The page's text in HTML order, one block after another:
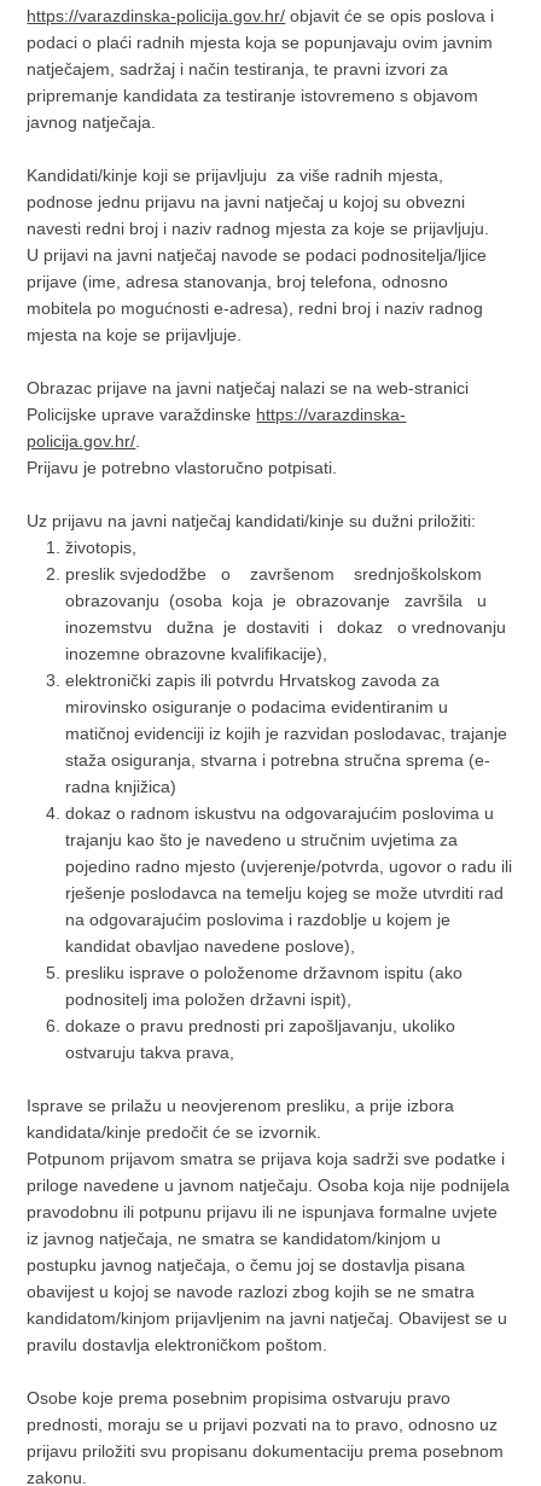
https://varazdinska-policija.gov.hr/ objavit će se opis poslova i
podaci o plaći radnih mjesta koja se popunjavaju ovim javnim
natječajem, sadržaj i način testiranja, te pravni izvori za
pripremanje kandidata za testiranje istovremeno s objavom
javnog natječaja.
Kandidati/kinje koji se prijavljuju za više radnih mjesta,
podnose jednu prijavu na javni natječaj u kojoj su obvezni
navesti redni broj i naziv radnog mjesta za koje se prijavljuju.
U prijavi na javni natječaj navode se podaci podnositelja/ljice
prijave (ime, adresa stanovanja, broj telefona, odnosno
mobitela po mogućnosti e-adresa), redni broj i naziv radnog
mjesta na koje se prijavljuje.
Obrazac prijave na javni natječaj nalazi se na web-stranici
Policijske uprave varaždinske https://varazdinska-
policija.gov.hr/
Prijavu je potrebno vlastoručno potpisati.
Uz prijavu na javni natječaj kandidati/kinje su dužni priložiti:
životopis,
preslik svjedodžbe o završenom srednjoškolskom
obrazovanju (osoba koja je obrazovanje završila u
inozemstvu dužna je dostaviti i dokaz o vrednovanju
inozemne obrazovne kvalifikacije),
elektronički zapis ili potvrdu Hrvatskog zavoda za
mirovinsko osiguranje o podacima evidentiranim u
matičnoj evidenciji iz kojih je razvidan poslodavac, trajanje
staža osiguranja, stvarna i potrebna stručna sprema (e-
radna knjižica)
dokaz o radnom iskustvu na odgovarajućim poslovima u
trajanju kao što je navedeno u stručnim uvjetima za
pojedino radno mjesto (uvjerenje/potvrda, ugovor o radu ili
rješenje poslodavca na temelju kojeg se može utvrditi rad
na odgovarajućim poslovima i razdoblje u kojem je
kandidat obavljao navedene poslove),
presliku isprave o položenome državnom ispitu (ako
podnositelj ima položen državni ispit),
dokaze o pravu prednosti pri zapošljavanju, ukoliko
ostvaruju takva prava,
Isprave se prilažu u neovjerenom presliku, a prije izbora
kandidata/kinje predočit će se izvornik.
Potpunom prijavom smatra se prijava koja sadrži sve podatke i
priloge navedene u javnom natječaju. Osoba koja nije podnijela
pravodobnu ili potpunu prijavu ili ne ispunjava formalne uvjete
iz javnog natječaja, ne smatra se kandidatom/kinjom u
postupku javnog natječaja, o čemu joj se dostavlja pisana
obavijest u kojoj se navode razlozi zbog kojih se ne smatra
kandidatom/kinjom prijavljenim na javni natječaj. Obavijest se u
pravilu dostavlja elektroničkom poštom.
Osobe koje prema posebnim propisima ostvaruju pravo
prednosti, moraju se u prijavi pozvati na to pravo, odnosno uz
prijavu priložiti svu propisanu dokumentaciju prema posebnom
zakonu.